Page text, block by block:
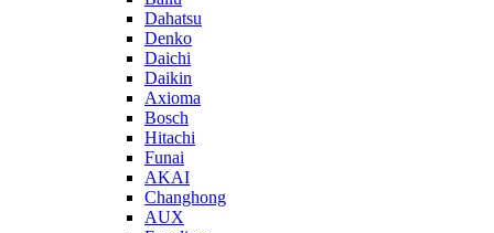
Dahatsu
Denko
Daichi
Daikin
Axioma
Bosch
Hitachi
Funai
AKAI
Changhong
AUX